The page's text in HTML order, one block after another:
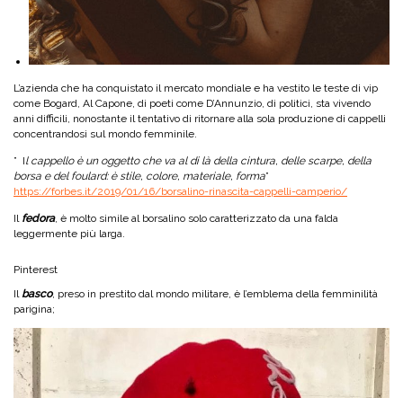
L’azienda che ha conquistato il mercato mondiale e ha vestito le teste di vip
come Bogard, Al Capone, di poeti come D’Annunzio, di politici, sta vivendo
anni difficili, nonostante il tentativo di ritornare alla sola produzione di cappelli
concentrandosi sul mondo femminile.
” Il cappello è un oggetto che va al di là della cintura, delle scarpe, della
borsa e del foulard: è stile, colore, materiale, forma”
https://forbes.it/2019/01/16/borsalino-rinascita-cappelli-camperio/
Il fedora, è molto simile al borsalino solo caratterizzato da una falda
leggermente più larga.
Pinterest
Il basco, preso in prestito dal mondo militare, è l’emblema della femminilità
parigina;